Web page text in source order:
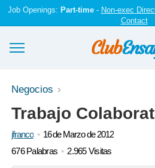
Job Openings: Part-time- Non-exec
Contact
Ensayos y trabajos
Registrarse
Iniciar sesión
Negocios
Trabajo
jfranco
16 de Marzo de 2012
676 Palabras
2.965 Visitas